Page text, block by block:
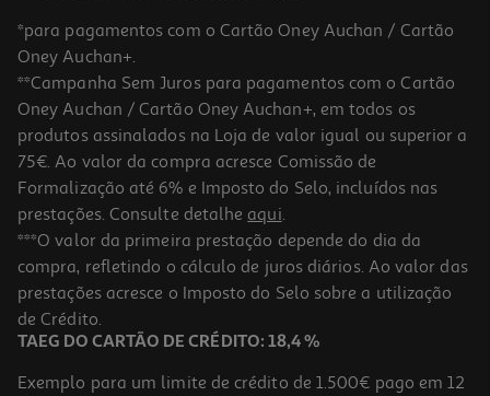
-10%
Livro Eu Não Quero Largar O Telemóvel De A.p. Hernández
10.71 €/un
11,90 € PVP de editor
10,71 €
*para pagamentos com o Cartão Oney Auchan / Cartão
Oney Auchan+.
**Campanha Sem Juros para pagamentos com o Cartão
Oney Auchan / Cartão Oney Auchan+, em todos os
produtos assinalados na Loja de valor igual ou superior a
75€. Ao valor da compra acresce Comissão de
Formalização até 6% e Imposto do Selo, incluídos nas
prestações. Consulte detalhe aqui.
***O valor da primeira prestação depende do dia da
compra, refletindo o cálculo de juros diários. Ao valor das
prestações acresce o Imposto do Selo sobre a utilização
de Crédito.
TAEG DO CARTÃO DE CRÉDITO: 18,4 %
Exemplo para um limite de crédito de 1.500€ pago em 12